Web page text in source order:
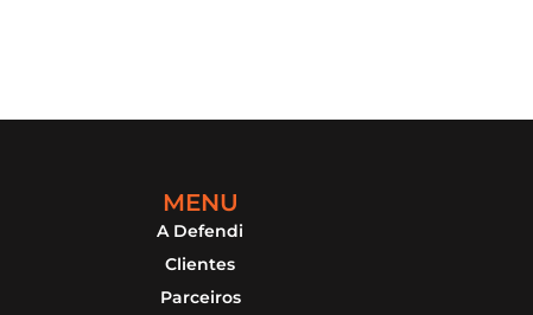
MENU
A Defendi
Clientes
Parceiros